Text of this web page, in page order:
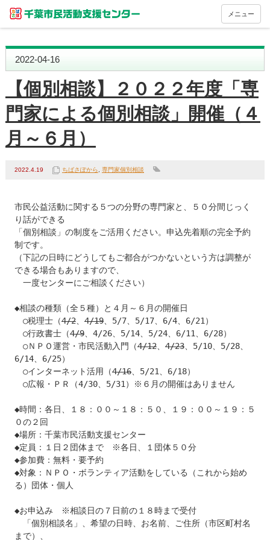
メニュー
2022-04-16
【個別相談】２０２２年度「専
門家による個別相談」開催（４
月～６月）
2022.4.19 ちばさぽから 専門家個別相談
市民公益活動に関する５つの分野の専門家と、５０分間じっく
り話ができる
「個別相談」の制度をご活用ください。申込先着順の完全予約
制です。
（下記の日時にどうしてもご都合がつかないという方は調整が
できる場合もありますので、
一度センターにご相談ください）
◆相談の種類（全５種）と４月～６月の開催日
○税理士（4/2、 4/19、5/7、5/17、6/4、6/21）
○行政書士（4/9、4/26、5/14、5/24、6/11、6/28）
○ＮＰＯ運営・市民活動入門（4/12、 4/23、5/10、5/28、
6/14、6/25）
○インターネット活用（4/16、5/21、6/18）
○広報・ＰＲ（4/30、5/31）※６月の開催はありません
◆時間：各日、１８：００～１８：５０、１９：００～１９：５
０の２回
◆場所：千葉市民活動支援センター
◆定員：１日２団体まで　※各日、１団体５０分
◆参加費：無料・要予約
◆対象：ＮＰＯ・ボランティア活動をしている（これから始め
る）団体・個人
◆お申込み　※相談日の７日前の１８時まで受付
「個別相談名」、希望の日時、お名前、ご住所（市区町村名
まで）、